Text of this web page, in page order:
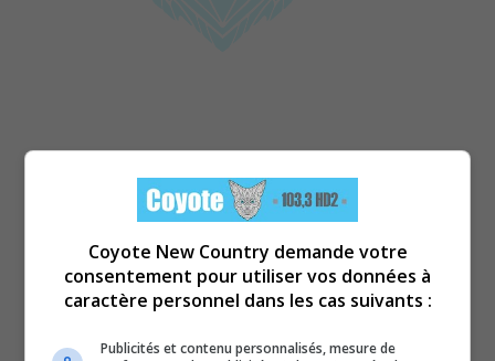
Coyote New Country demande votre
consentement pour utiliser vos données à
caractère personnel dans les cas suivants :
Publicités et contenu personnalisés, mesure de